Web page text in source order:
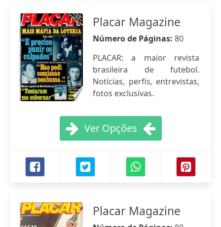
Placar Magazine
Número de Páginas: 80
PLACAR: a maior revista
brasileira de futebol.
Notícias, perfis, entrevistas,
fotos exclusivas.
Ver Opções
Placar Magazine